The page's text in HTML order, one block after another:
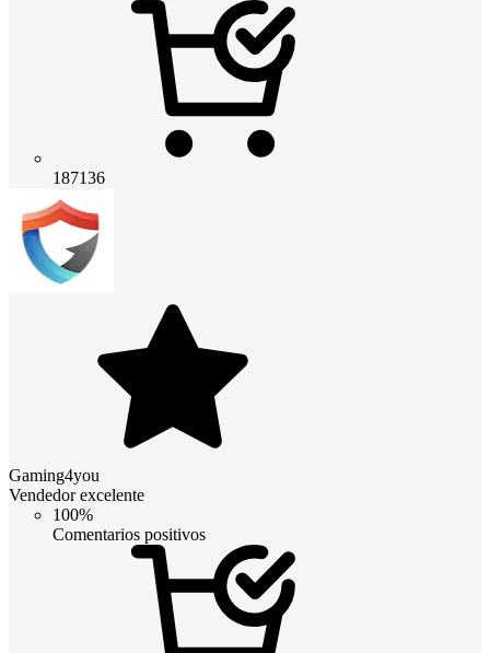
187136
Gaming4you
Vendedor excelente
100%
Comentarios positivos